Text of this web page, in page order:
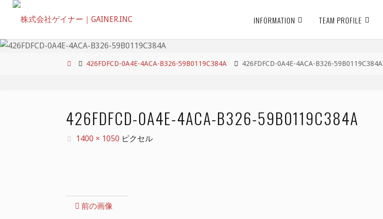
ン
INFORMATION TEAM PROFILE
ホ
426FDFCD-0A4E-4ACA-B326-59B0119C384A 426FDFCD-0A4E-4ACA-B326-59B0119C384A
426FDFCD-0A4E-4ACA-B326-59B0119C384A
フ
1400 × 1050 ピクセル
前の画像